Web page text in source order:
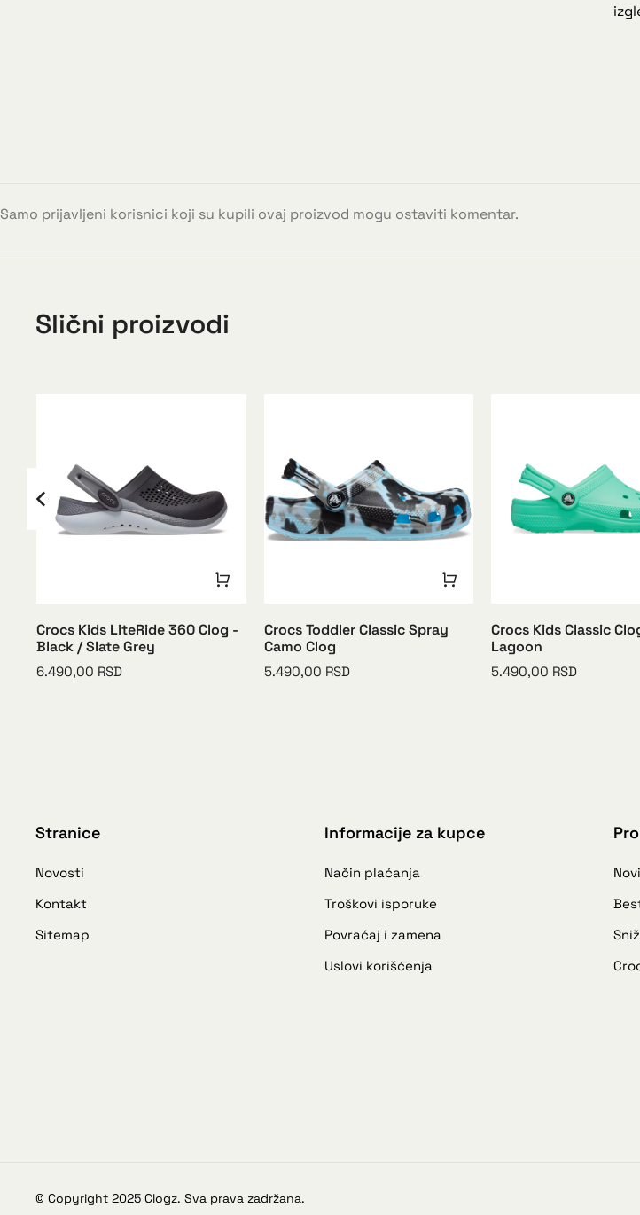
Samo prijavljeni korisnici koji su kupili ovaj proizvod mogu ostaviti komentar.
Slični proizvodi
Crocs Kids LiteRide 360 Clog -
Black / Slate Grey
6.490,00 RSD
Crocs Toddler Classic Spray
Camo Clog
5.490,00 RSD
Crocs Kids Classic
Lagoon
5.490,00 RSD
Stranice
Novosti
Kontakt
Sitemap
Informacije za kupce
Način plaćanja
Troškovi isporuke
Povraćaj i zamena
Uslovi korišćenja
© Copyright 2025 Clogz. Sva prava zadržana.